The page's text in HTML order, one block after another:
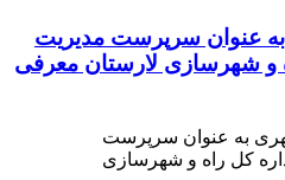
عنوان سرپرست مدیریت
و شهرسازی لارستان معرفی